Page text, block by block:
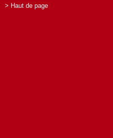
> Haut de page